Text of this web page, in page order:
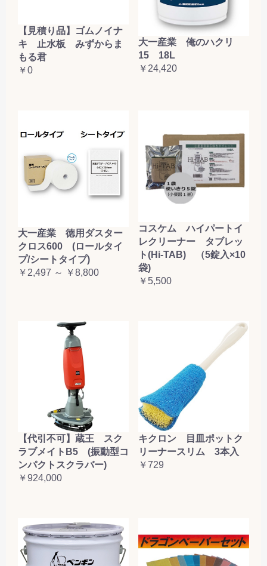
【見積り品】ゴムノイナ
キ 止水板 みずからま
もる君
￥0
大一産業 俺のハクリ
15 18L
￥24,420
大一産業 徳用ダスター
クロス600 (ロールタイ
プ/シートタイプ)
￥2,497 ～ ￥8,800
コスケム ハイパートイ
レクリーナー タブレッ
ト(Hi-TAB) （5錠入×10
袋)
￥5,500
【代引不可】蔵王 スク
ラブメイトB5 (振動型コ
ンパクトスクラバー)
￥924,000
キクロン 目皿ポットク
リーナースリム 3本入
￥729